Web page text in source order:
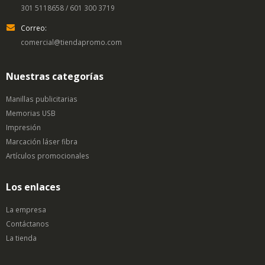
301 5118658 / 601 300 3719
Correo:
comercial@tiendapromo.com
Nuestras categorías
Manillas publicitarias
Memorias USB
Impresión
Marcación láser fibra
Artículos promocionales
Los enlaces
La empresa
Contáctanos
La tienda